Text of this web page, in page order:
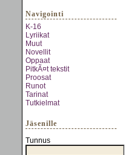
Navigointi
K-16
Lyriikat
Muut
Novellit
Oppaat
PitkÃ¤t tekstit
Proosat
Runot
Tarinat
Tutkielmat
Jäsenille
Tunnus